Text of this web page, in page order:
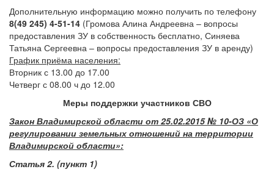
Дополнительную информацию можно получить по телефону
8(49 245) 4-51-14 (Громова Алина Андреевна – вопросы
предоставления ЗУ в собственность бесплатно, Синяева
Татьяна Сергеевна – вопросы предоставления ЗУ в аренду)
График приёма населения:
Вторник с 13.00 до 17.00
Четверг с 08.00 ч до 12.00
Меры поддержки участников СВО
Закон Владимирской области от 25.02.2015 № 10-ОЗ «О
регулировании земельных отношений на территории
Владимирской области»:
Статья 2. (пункт 1)